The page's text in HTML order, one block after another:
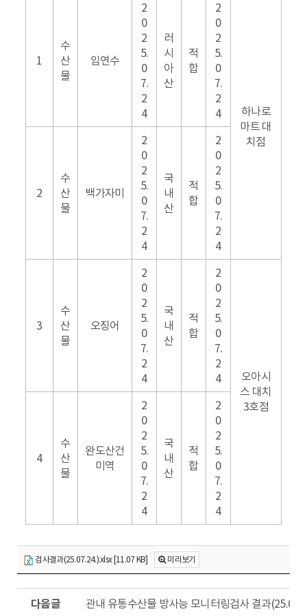
1
수
산
물
임연수
2
0
2
5.
0
7.
2
4
러
시
아
산
적
합
2
0
2
5.
0
7.
2
4
하나로
마트 대
치점
2
수
산
물
백가자미
2
0
2
5.
0
7.
2
4
국
내
산
적
합
2
0
2
5.
0
7.
2
4
3
수
산
물
오징어
2
0
2
5.
0
7.
2
4
국
내
산
적
합
2
0
2
5.
0
7.
2
4
오아시
스 대치
3호점
4
수
산
물
완도산건
미역
2
0
2
5.
0
7.
2
4
국
내
산
적
합
2
0
2
5.
0
7.
2
4
검사결과(25.07.24.).xlsx [11.07 KB] 미리보기
관내 유통수산물 방사능 모니터링검사 결과